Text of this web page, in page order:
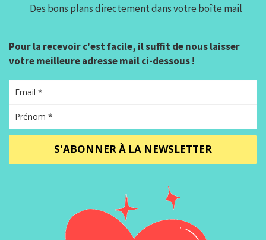
Des bons plans directement dans votre boîte mail
Pour la recevoir c'est facile, il suffit de nous laisser
votre meilleure adresse mail ci-dessous !
S'ABONNER À LA NEWSLETTER